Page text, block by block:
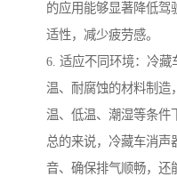
的应用能够显著降低驾
适性，减少疲劳感。
6. 适应不同环境：冷
温、耐腐蚀的材料制造
温、低温、潮湿等条件
总的来说，冷藏车消声
音、确保排气顺畅，还